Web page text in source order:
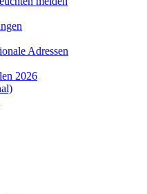
Adressen
2026